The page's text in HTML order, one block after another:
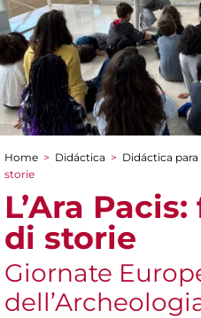
You are here
Home > Didáctica > Didáctica
storie
L’Ara
di storie
Giornate